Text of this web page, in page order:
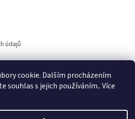
cookie. Dalším procházením
souhlas s jejich používáním.. Více
údajů